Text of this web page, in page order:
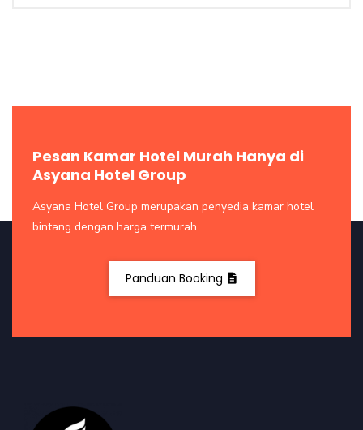
Pesan Kamar Hotel Murah Hanya di
Asyana Hotel Group
Asyana Hotel Group merupakan penyedia kamar hotel
bintang dengan harga termurah.
Panduan Booking